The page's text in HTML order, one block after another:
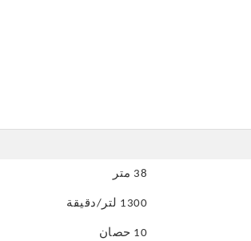
38 متر
1300 لتر/دقيقة
10 حصان